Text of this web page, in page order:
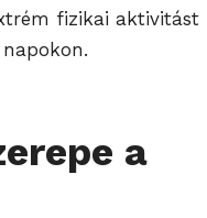
fizikai aktivitást
a